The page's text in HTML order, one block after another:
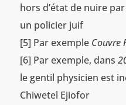
hors d’état de nuire
un policier juif
[5] Par exemple Couvre
[6] Par exemple, dans
le gentil physicien est
Chiwetel Ejiofor